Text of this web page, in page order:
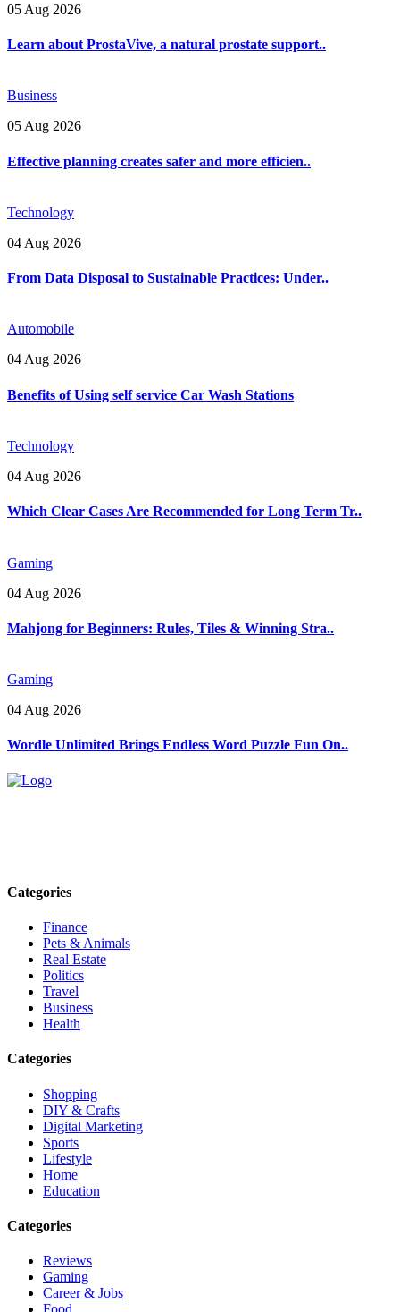
05 Aug 2026
Learn about ProstaVive, a natural prostate support..
Business
05 Aug 2026
Effective planning creates safer and more efficien..
Technology
04 Aug 2026
From Data Disposal to Sustainable Practices: Under..
Automobile
04 Aug 2026
Benefits of Using self service Car Wash Stations
Technology
04 Aug 2026
Which Clear Cases Are Recommended for Long Term Tr..
Gaming
04 Aug 2026
Mahjong for Beginners: Rules, Tiles & Winning Stra..
Gaming
04 Aug 2026
Wordle Unlimited Brings Endless Word Puzzle Fun On..
Categories
Finance
Pets & Animals
Real Estate
Politics
Travel
Business
Health
Categories
Shopping
DIY & Crafts
Digital Marketing
Sports
Lifestyle
Home
Education
Categories
Reviews
Gaming
Career & Jobs